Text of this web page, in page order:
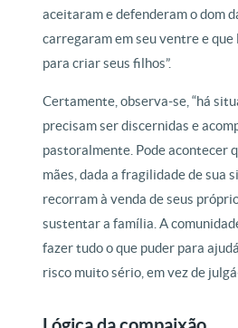
aceitaram e defenderam o dom
carregaram em seu ventre e que
para criar seus filhos”.
Certamente, observa-se, “há
precisam ser discernidas e
pastoralmente. Pode acontecer
mães, dada a fragilidade de sua
recorram à venda de seus
sustentar a família. A
fazer tudo o que puder para
risco muito sério, em vez de